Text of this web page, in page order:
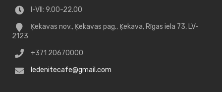
I-VII: 9.00-22.00
Ķekavas nov., Ķekavas pag., Ķekava, Rīgas iela 73, LV-
2123
+371 20670000
ledenitecafe@gmail.com